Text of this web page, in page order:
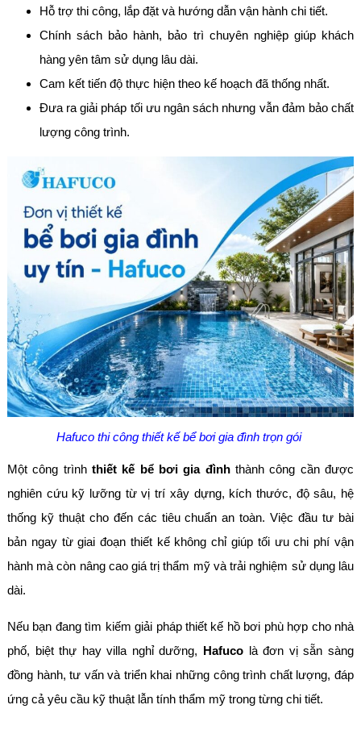
Hỗ trợ thi công, lắp đặt và hướng dẫn vận hành chi tiết.
Chính sách bảo hành, bảo trì chuyên nghiệp giúp khách
hàng yên tâm sử dụng lâu dài.
Cam kết tiến độ thực hiện theo kế hoạch đã thống nhất.
Đưa ra giải pháp tối ưu ngân sách nhưng vẫn đảm bảo chất
lượng công trình.
Hafuco thi công thiết kế bể bơi gia đình trọn gói
Một công trình thiết kế bể bơi gia đìnhthành công cần được
nghiên cứu kỹ lưỡng từ vị trí xây dựng, kích thước, độ sâu, hệ
thống kỹ thuật cho đến các tiêu chuẩn an toàn. Việc đầu tư bài
bản ngay từ giai đoạn thiết kế không chỉ giúp tối ưu chi phí vận
hành mà còn nâng cao giá trị thẩm mỹ và trải nghiệm sử dụng lâu
dài.
Nếu bạn đang tìm kiếm giải pháp thiết kế hồ bơi phù hợp cho nhà
phố, biệt thự hay villa nghỉ dưỡng, Hafuco là đơn vị sẵn sàng
đồng hành, tư vấn và triển khai những công trình chất lượng, đáp
ứng cả yêu cầu kỹ thuật lẫn tính thẩm mỹ trong từng chi tiết.